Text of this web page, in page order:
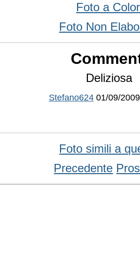
Foto a
Foto Non
Deliziosa
Stefano624 01/09/
Foto simili a
Precedente